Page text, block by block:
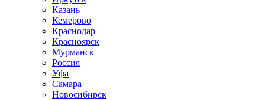
Казань
Кемерово
Краснодар
Красноярск
Мурманск
Россия
Уфа
Самара
Новосибирск